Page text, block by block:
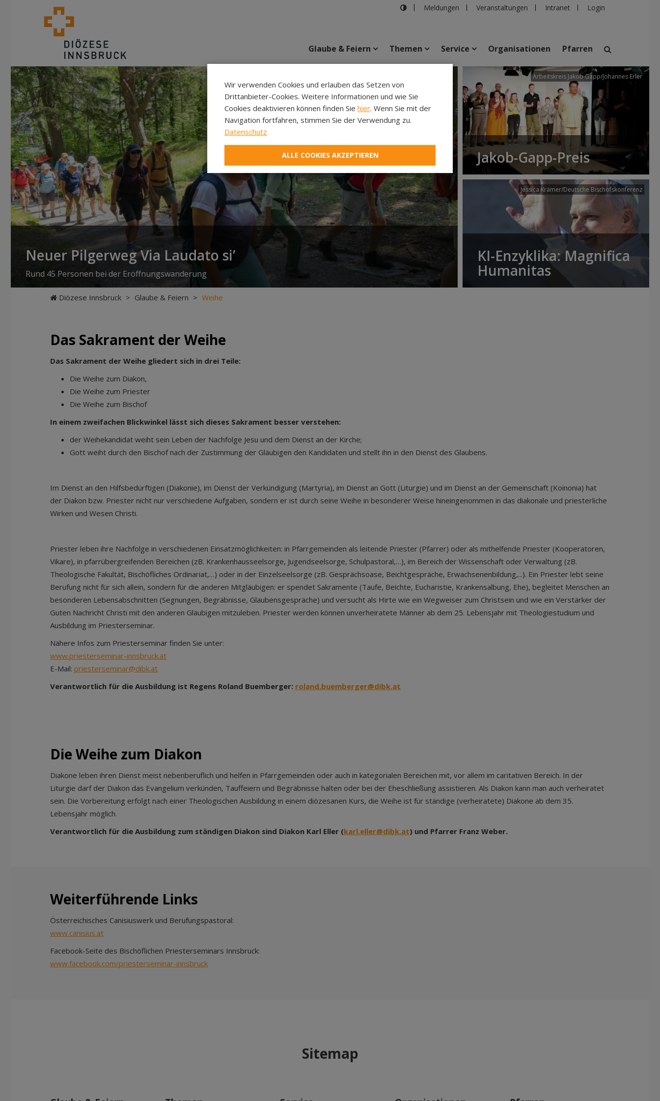
Meldungen Veranstaltungen Intranet Login
suchen
Veranstaltungen Personen Pfarren Einrichtungen
Glaube & Feiern Themen Service Organisationen Pfarren
Neuer Pilgerweg Via Laudato si’
Rund 45 Personen bei der Eröffnungswanderung
Arbeitskreis Jakob Gapp/Johannes Erler
Jakob-Gapp-Preis
Jessica Krämer/Deutsche Bischofskonferenz
KI-Enzyklika: Magnifica
Humanitas
Diözese Innsbruck > Glaube & Feiern > Weihe
Das Sakrament der Weihe
Das Sakrament der Weihe gliedert sich in drei Teile:
Die Weihe zum Diakon,
Die Weihe zum Priester
Die Weihe zum Bischof
In einem zweifachen Blickwinkel lässt sich dieses Sakrament besser verstehen:
der Weihekandidat weiht sein Leben der Nachfolge Jesu und dem Dienst an der Kirche;
Gott weiht durch den Bischof nach der Zustimmung der Gläubigen den Kandidaten und stellt ihn in den Dienst des Glaubens.
Im Dienst an den Hilfsbedürftigen (Diakonie), im Dienst der Verkündigung (Martyria), im Dienst an Gott (Liturgie) und im Dienst an der Gemeinschaft (Koinonia) hat
der Diakon bzw. Priester nicht nur verschiedene Aufgaben, sondern er ist durch seine Weihe in besonderer Weise hineingenommen in das diakonale und priesterliche
Wirken und Wesen Christi.
Priester leben ihre Nachfolge in verschiedenen Einsatzmöglichkeiten: in Pfarrgemeinden als leitende Priester (Pfarrer) oder als mithelfende Priester (Kooperatoren,
Vikare), in pfarrübergreifenden Bereichen (zB. Krankenhausseelsorge, Jugendseelsorge, Schulpastoral,…), im Bereich der Wissenschaft oder Verwaltung (zB.
Theologische Fakultät, Bischöfliches Ordinariat,…) oder in der Einzelseelsorge (zB. Gesprächsoase, Beichtgespräche, Erwachsenenbildung,...). Ein Priester lebt seine
Berufung nicht für sich allein, sondern für die anderen Mitgläubigen: er spendet Sakramente (Taufe, Beichte, Eucharistie, Krankensalbung, Ehe), begleitet Menschen an
besonderen Lebensabschnitten (Segnungen, Begräbnisse, Glaubensgespräche) und versucht als Hirte wie ein Wegweiser zum Christsein und wie ein Verstärker der
Guten Nachricht Christi mit den anderen Gläubigen mitzuleben. Priester werden können unverheiratete Männer ab dem 25. Lebensjahr mit Theologiestudium und
Ausbildung im Priesterseminar.
Nähere Infos zum Priesterseminar finden Sie unter:
www.priesterseminar-innsbruck.at
E-Mail: priesterseminar@dibk.at
Verantwortlich für die Ausbildung ist Regens Roland Buemberger: roland.buemberger@dibk.at
Die Weihe zum Diakon
Diakone leben ihren Dienst meist nebenberuflich und helfen in Pfarrgemeinden oder auch in kategorialen Bereichen mit, vor allem im caritativen Bereich. In der
Liturgie darf der Diakon das Evangelium verkünden, Tauffeiern und Begräbnisse halten oder bei der Eheschließung assistieren. Als Diakon kann man auch verheiratet
sein. Die Vorbereitung erfolgt nach einer Theologischen Ausbildung in einem diözesanen Kurs, die Weihe ist für ständige (verheiratete) Diakone ab dem 35.
Lebensjahr möglich.
Verantwortlich für die Ausbildung zum ständigen Diakon sind Diakon Karl Eller (karl.eller@dibk.at) und Pfarrer Franz Weber.
Weiterführende Links
Österreichisches Canisiuswerk und Berufungspastoral:
www.canisius.at
Facebook-Seite des Bischöflichen Priesterseminars Innsbruck:
www.facebook.com/priesterseminar-innsbruck
Sitemap
Wir verwenden Cookies und erlauben das Setzen von
Drittanbieter-Cookies. Weitere Informationen und wie Sie
Cookies deaktivieren können finden Sie hier. Wenn Sie mit der
Navigation fortfahren, stimmen Sie der Verwendung zu.
Datenschutz
ALLE COOKIES AKZEPTIEREN